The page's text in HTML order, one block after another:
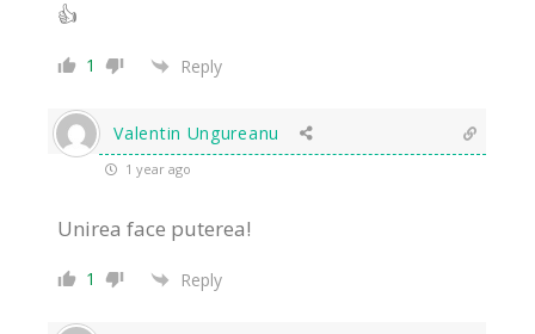
👍
1 Reply
Valentin Ungureanu
1 year ago
Unirea face puterea!
1 Reply